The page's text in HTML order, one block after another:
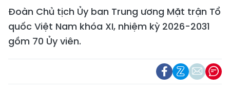
Đoàn Chủ tịch Ủy ban Trung ương Mặt trận Tổ
quốc Việt Nam khóa XI, nhiệm kỳ 2026-2031
gồm 70 Ủy viên.